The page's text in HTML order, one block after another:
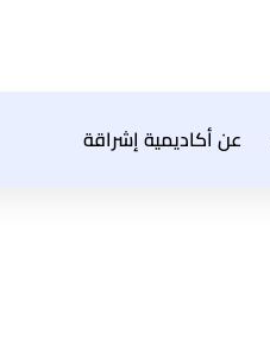
عن أكاديمية إشراقة